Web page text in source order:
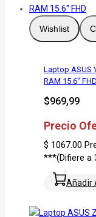
Wishlist
Laptop ASUS
RAM 15.6″ FHD
$969,99
Precio
$ 1067.00
***(Difiere a
Añadir